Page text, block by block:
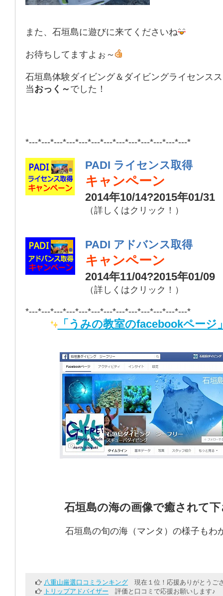
また、石垣島に遊びに来てくださいね
お待ちしてますよぉ～
石垣島体験ダイビング＆ダイビングライセンス
当おっく～ でした！
*---*---*---*---*---*---*---*---*---*---*---*---*---*
PADI ライセンス取得
キャンペーン
2014年10/14?2015年01/31
（詳しくはクリック！）
PADI アドバンス取得
キャンペーン
2014年11/04?2015年01/09
（詳しくはクリック！）
*---*---*---*---*---*---*---*---*---*---*---*---*---*
「うみの教室のfacebookページ
石垣島の海の画像で癒されて
石垣島の旬の海（マンタ）の様子もわ
八重山厳選口コミランキング 現在１位！応援ありがとうご
トリップアドバイザー 評価と口コミで応援お願いします♪